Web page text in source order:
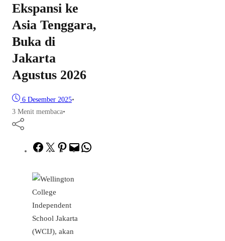
Ekspansi ke
Asia Tenggara,
Buka di
Jakarta
Agustus 2026
6 Desember 2025•
3 Menit membaca•
Facebook
TwitterPinterest
Mail